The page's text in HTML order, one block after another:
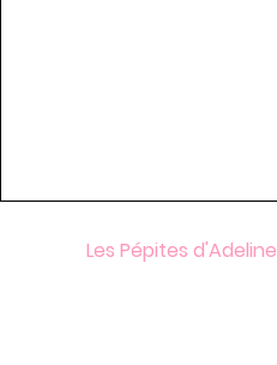
Les Pépites d'Adeline